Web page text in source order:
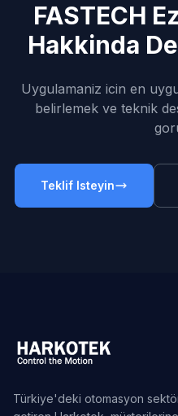
FASTECH
Hakkinda
Uygulamaniz icin en
belirlemek ve teknik
Teklif Isteyin
Türkiye'deki otomasyon